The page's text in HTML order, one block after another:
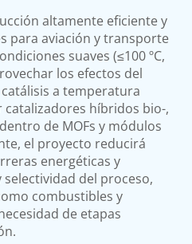
altamente eficiente y
para aviación y transporte
suaves (≤100 ºC,
los efectos del
a temperatura
híbridos bio-,
de MOFs y módulos
el proyecto reducirá
energéticas y
del proceso,
combustibles y
de etapas